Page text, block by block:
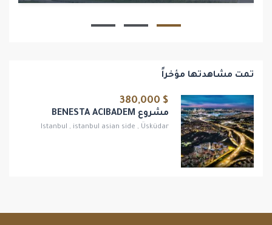
تمت مشاهدتها مؤخراً
$ 380,000
مشروع BENESTA ACIBADEM
Istanbul , istanbul asian side , Üsküdar